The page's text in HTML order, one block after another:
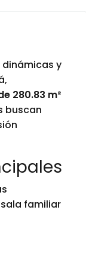
dinámicas y
280.83 m²
buscan
familiar